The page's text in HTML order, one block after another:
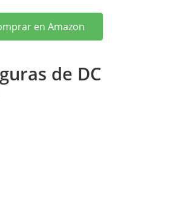
en Amazon
de DC